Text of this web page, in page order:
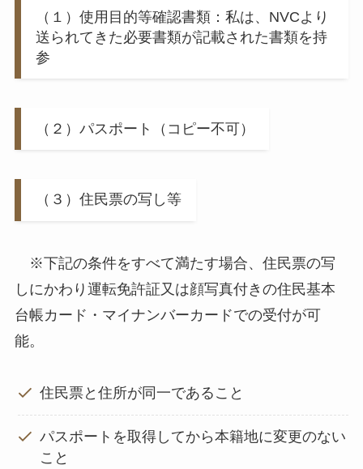
（１）使用目的等確認書類：私は、NVCより
送られてきた必要書類が記載された書類を持
参
（２）パスポート（コピー不可）
（３）住民票の写し等
※下記の条件をすべて満たす場合、住民票の写
しにかわり運転免許証又は顔写真付きの住民基本
台帳カード・マイナンバーカードでの受付が可
能。
住民票と住所が同一であること
パスポートを取得してから本籍地に変更のない
こと